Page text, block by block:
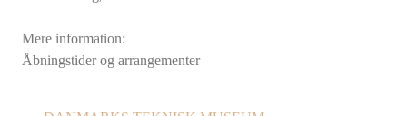
Mere information:
Åbningstider og arrangementer